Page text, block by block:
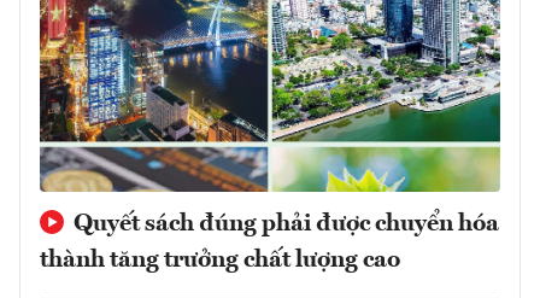
Quyết sách đúng phải được chuyển hóa
thành tăng trưởng chất lượng cao